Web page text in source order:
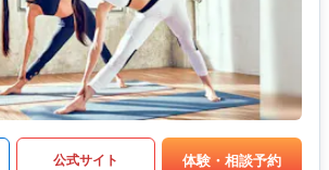
公式サイト 体験・相談予約